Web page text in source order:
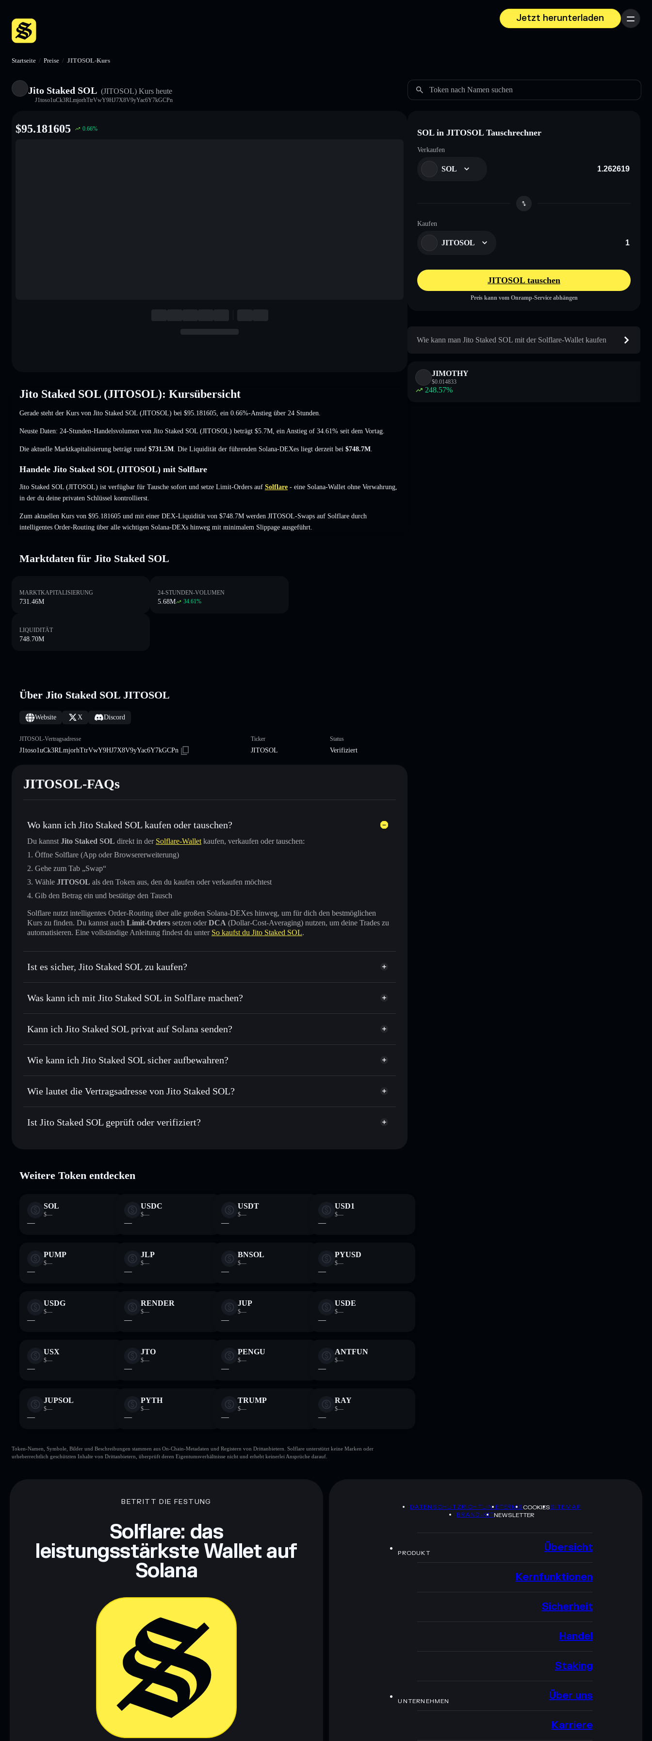
Jetzt herunterladen
Menü
Startseite / Preise / JITOSOL-Kurs
Jito Staked SOL (JITOSOL) Kurs heute
J1toso1uCk3RLmjorhTtrVwY9HJ7X8V9yYac6Y7kGCPn
Token nach Namen suchen
$95.181605 0.66%
Jito Staked SOL (JITOSOL): Kursübersicht
Gerade steht der Kurs von Jito Staked SOL (JITOSOL) bei $95.181605 , ein 0.66%-Anstieg über 24 Stunden.
Neuste Daten: 24-Stunden-Handelsvolumen von Jito Staked SOL (JITOSOL) beträgt $5.7M ein Anstieg of 34.61% seit dem Vortag.
Die aktuelle Marktkapitalisierung beträgt rund $731.5M . Die Liquidität der führenden Solana-DEXes liegt derzeit bei $748.7M
Handele Jito Staked SOL (JITOSOL) mit Solflare
Jito Staked SOL (JITOSOL) ist verfügbar für Tausche sofort und setze Limit-Orders auf Solflare - eine Solana-Wallet ohne Verwahrung,
in der du deine privaten Schlüssel kontrollierst.
Zum aktuellen Kurs von $95.181605 und mit einer DEX-Liquidität von $748.7M werden JITOSOL-Swaps auf Solflare durch
intelligentes Order-Routing über alle wichtigen Solana-DEXs hinweg mit minimalem Slippage ausgeführt.
Marktdaten für Jito Staked SOL
MARKTKAPITALISIERUNG
731.46M
24-STUNDEN-VOLUMEN
5.68M 34.61%
LIQUIDITÄT
748.70M
Über Jito Staked SOL JITOSOL
Website X Discord
JITOSOL-Vertragsadresse
J1toso1uCk3RLmjorhTtrVwY9HJ7X8V9yYac6Y7kGCPn
Ticker
JITOSOL
Status
Verifiziert
JITOSOL-FAQs
Wo kann ich Jito Staked SOL kaufen oder tauschen?
Du kannst Jito Staked SOL direkt in der Solflare-Wallet kaufen, verkaufen oder tauschen:
Öffne Solflare (App oder Browsererweiterung)
Gehe zum Tab „Swap“
Wähle JITOSOL als den Token aus, den du kaufen oder verkaufen möchtest
Gib den Betrag ein und bestätige den Tausch
Solflare nutzt intelligentes Order-Routing über alle großen Solana-DEXes hinweg, um für dich den bestmöglichen
Kurs zu finden. Du kannst auch Limit-Orders setzen oderDCA (Dollar-Cost-Averaging) nutzen, um deine Trades zu
automatisieren. Eine vollständige Anleitung findest du unter So kaufst du Jito Staked SOL.
Ist es sicher, Jito Staked SOL zu kaufen?
Jito Staked SOL verifizierter Token
Was kann ich mit Jito Staked SOL in Solflare machen?
Jito Staked SOL
Solflare-Wallet
Sofort tauschen– handle JITOSOL gegen SOL, USDC oder Tausende anderer Solana-Tokens mit intelligentem
Durchschnittskosteneffekt nutzen – Schritt für Schritt per Durchschnittskosteneffekt in JITOSOL einsteigen
Privat senden– übertrage JITOSOL, ohne Wallets öffentlich zu verknüpfen, mithilfe des in Solflare integrierten
Privacy Aggregators
kontrollierst
Kann ich Jito Staked SOL privat auf Solana senden?
Solflare-Wallet Privacy Aggregator Jito Staked SOL
Wie kann ich Jito Staked SOL sicher aufbewahren?
Jito Staked SOL nicht verwahrenden Wallet Solflare
Privacy Aggregator
Wie lautet die Vertragsadresse von Jito Staked SOL?
Jito Staked SOL
J1toso1uCk3RLmjorhTtrVwY9HJ7X8V9yYac6Y7kGCPn
Solflare-
Ist Jito Staked SOL geprüft oder verifiziert?
Weitere Token entdecken
SOL
$—
—
USDC
$—
—
USDT
$—
—
USD1
$—
—
PUMP
$—
—
JLP
$—
—
BNSOL
$—
—
PYUSD
$—
—
USDG
$—
—
RENDER
$—
—
JUP
$—
—
USDE
$—
—
USX
$—
—
JTO
$—
—
PENGU
$—
—
ANTFUN
$—
—
JUPSOL
$—
—
PYTH
$—
—
TRUMP
$—
—
RAY
$—
—
Token-Namen, Symbole, Bilder und Beschreibungen stammen aus On-Chain-Metadaten und Registern von Drittanbietern. Solflare unterstützt keine Marken oder
urheberrechtlich geschützten Inhalte von Drittanbietern, überprüft deren Eigentumsverhältnisse nicht und erhebt keinerlei Ansprüche darauf.
SOL in JITOSOL Tauschrechner
Verkaufen
SOL
Kaufen
JITOSOL
JITOSOL tauschen
Preis kann vom Onramp-Service abhängen
Wie kann man Jito Staked SOL mit der Solflare-Wallet kaufen
JIMOTHY
$0.014833
248.57%
BETRITT DIE FESTUNG
Solflare: das
leistungsstärkste Wallet auf
Solana
DATENSCHUTZRICHTLINIETERMSCOOKIESSITEMAP
BRAND-KITNEWSLETTER
PRODUKT Übersicht
Kernfunktionen
Sicherheit
Handel
Staking
UNTERNEHMEN Über uns
Karriere